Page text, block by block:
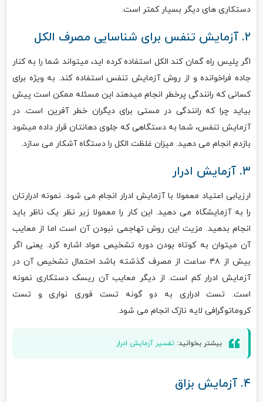
دستکاری های دیگر بسیار کمتر است.
۲. آزمایش تنفس برای شناسایی مصرف الکل
اگر پلیس راه گمان کند الکل استفاده کرده اید، میتواند شما را به کنار
جاده فراخوانده و از روش آزمایش تنفس استفاده کند. به ویژه برای
کسانی که رانندگی پرخطر انجام میدهند این مسئله ممکن است پیش
بیاید چرا که رانندگی در مستی برای دیگران خطر آفرین است. در
آزمایش تنفس، شما به دستگاهی که جلوی دهانتان قرار داده میشود
بازدم انجام می دهید. میزان غلظت الکل را دستگاه آشکار می سازد.
۳. آزمایش ادرار
ارزیابی اعتیاد معمولا با آزمایش ادرار انجام می شود. نمونه ادرارتان
را به آزمایشگاه می دهید. این کار را معمولا زیر نظر یک ناظر باید
انجام بدهید. مزیت این روش تهاجمی نبودن آن است اما از معایب
آن میتوان به کوتاه بودن دوره تشخیص مواد اشاره کرد. یعنی اگر
بیش از ۴۸ ساعت از مصرف گذشته باشد احتمال تشخیص آن در
آزمایش ادرار کم است. از دیگر معایب آن ریسک دستکاری نمونه
است. تست ادراری به دو گونه تست فوری نواری و تست
کروماتوگرافی لایه نازک انجام می شود.
بیشتر بخوانید: تفسیر آزمایش ادرار
۴. آزمایش بزاق